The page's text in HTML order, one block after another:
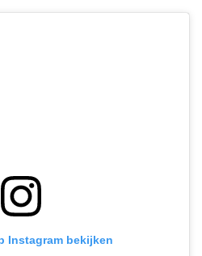
Instagram bekijken